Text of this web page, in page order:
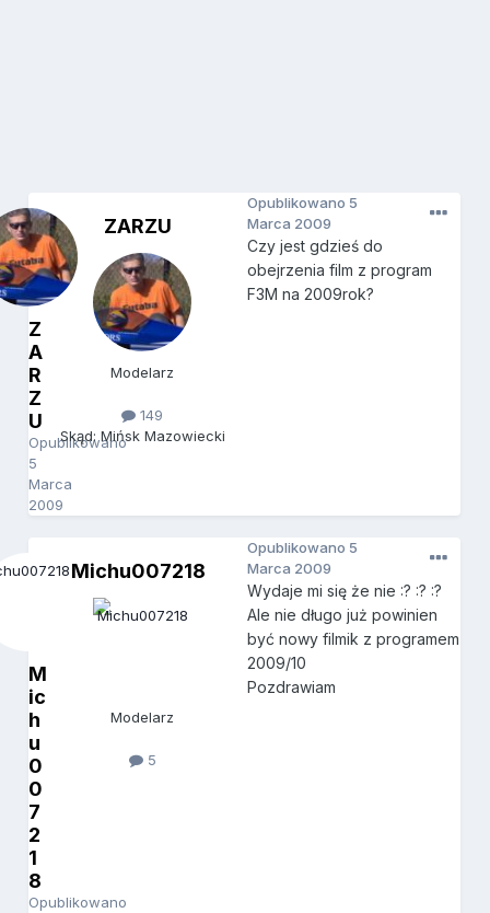
Z
A
R
Z
U
Opublikowano
5
Marca
2009
ZARZU
Modelarz
149
Skąd: Mińsk Mazowiecki
Opublikowano 5
Marca 2009
Czy jest gdzieś do
obejrzenia film z program
F3M na 2009rok?
M
ic
h
u
0
0
7
2
1
8
Opublikowano
Michu007218
Modelarz
5
Opublikowano 5
Marca 2009
Wydaje mi się że nie :? :? :?
Ale nie długo już powinien
być nowy filmik z programem
2009/10
Pozdrawiam